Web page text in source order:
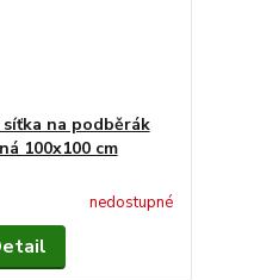
na podběrák
100x100 cm
nedostupné